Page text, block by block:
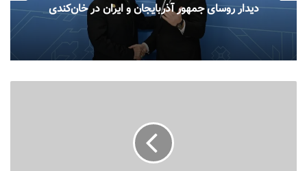
دیدار روسای جمهور آذربایجان و ایران در خان‌کندی